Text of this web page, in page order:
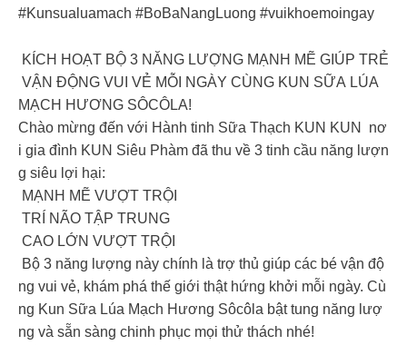
#Kunsualuamach #BoBaNangLuong #vuikhoemoingay
KÍCH HOẠT BỘ 3 NĂNG LƯỢNG MẠNH MẼ GIÚP TRẺ
VẬN ĐỘNG VUI VẺ MỖI NGÀY CÙNG KUN SỮA LÚA
MẠCH HƯƠNG SÔCÔLA!
Chào mừng đến với Hành tinh Sữa Thạch KUN KUN nơ
i gia đình KUN Siêu Phàm đã thu về 3 tinh cầu năng lượn
g siêu lợi hại:
MẠNH MẼ VƯỢT TRỘI
TRÍ NÃO TẬP TRUNG
CAO LỚN VƯỢT TRỘI
Bộ 3 năng lượng này chính là trợ thủ giúp các bé vận độ
ng vui vẻ, khám phá thế giới thật hứng khởi mỗi ngày. Cù
ng Kun Sữa Lúa Mạch Hương Sôcôla bật tung năng lượ
ng và sẵn sàng chinh phục mọi thử thách nhé!